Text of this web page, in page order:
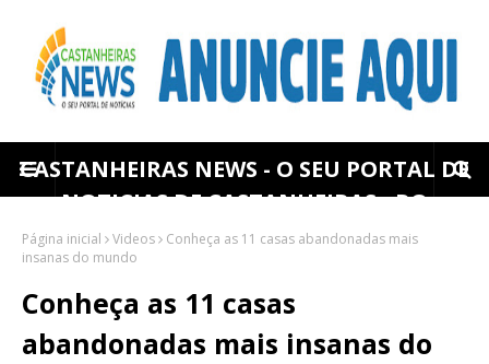
CASTANHEIRAS NEWS - O SEU PORTAL DE
NOTICIAS DE CASTANHEIRAS - RO
Página inicial Videos
Conheça as 11 casas abandonadas mais
insanas do mundo
Conheça as 11 casas
abandonadas mais insanas do